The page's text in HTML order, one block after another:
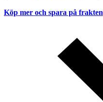
Köp mer och spara på frakten